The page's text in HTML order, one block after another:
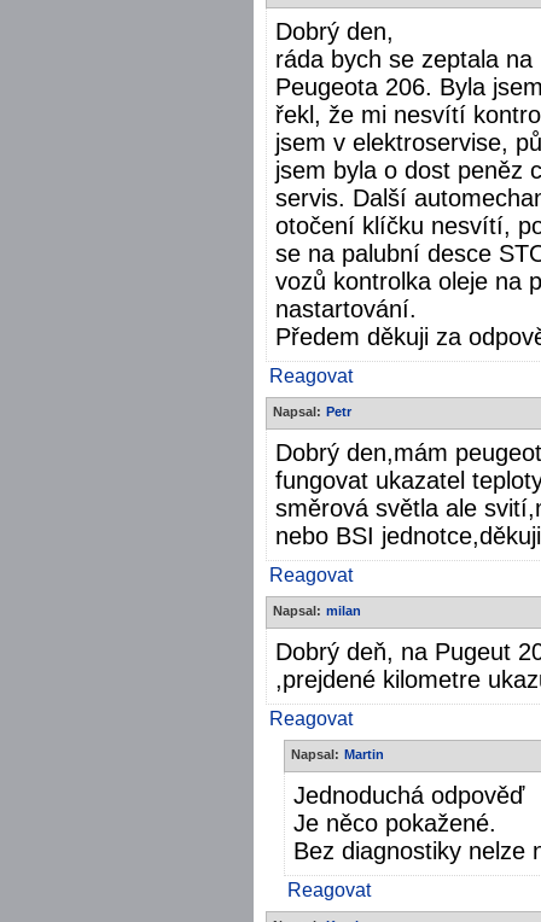
Dobrý den,
ráda bych se zeptala
Peugeota 206. Byla
řekl, že mi nesvítí
jsem v elektroservise,
jsem byla o dost peněz
servis. Další
otočení klíčku nesvítí,
se na palubní desce
vozů kontrolka oleje na
nastartování.
Předem děkuji za
Reagovat
Napsal: Petr
Dobrý den,mám
fungovat ukazatel
směrová světla ale
nebo BSI
Reagovat
Napsal: milan
Dobrý deň, na Pugeut
,prejdené kilometre
Reagovat
Napsal: Martin
Jednoduchá odpověď
Je něco pokažené.
Bez diagnostiky nelze
Reagovat